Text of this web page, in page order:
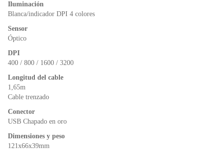
Iluminación
Blanca/indicador DPI 4 colores
Sensor
Óptico
DPI
400 / 800 / 1600 / 3200
Longitud del cable
1,65m
Cable trenzado
Conector
USB Chapado en oro
Dimensiones y peso
121x66x39mm